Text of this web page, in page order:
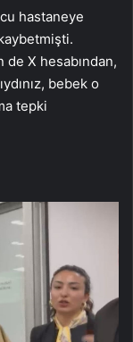
hastaneye
kaybetmişti.
de X hesabından,
bebek o
tepki